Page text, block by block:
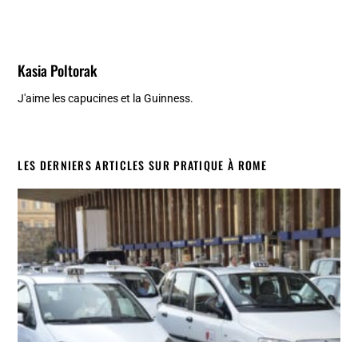
Kasia Poltorak
J'aime les capucines et la Guinness.
LES DERNIERS ARTICLES SUR PRATIQUE À ROME